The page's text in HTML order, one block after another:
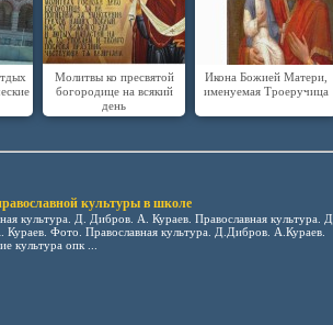
Молитвы ко пресвятой
богородице на всякий
день
Икона Божией Матери,
именуемая Троеручица
культуры в школе
культура. Д. Дибров. А. Кураев. Православная культура. Д.
Кураев. Фото. Православная культура. Д.Дибров. А.Кураев.
культура опк ...